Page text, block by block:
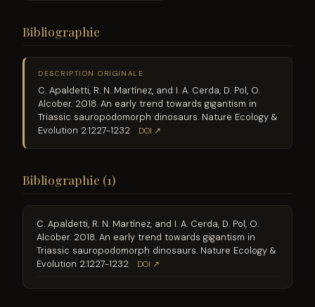
Bibliographie
DESCRIPTION ORIGINALE
C. Apaldetti, R. N. Martínez, and I. A. Cerda, D. Pol, O.
Alcober. 2018. An early trend towards gigantism in
Triassic sauropodomorph dinosaurs. Nature Ecology &
Evolution 2:1227-1232
DOI ↗
Bibliographie (1)
C. Apaldetti, R. N. Martínez, and I. A. Cerda, D. Pol, O.
Alcober. 2018. An early trend towards gigantism in
Triassic sauropodomorph dinosaurs. Nature Ecology &
Evolution 2:1227-1232
DOI ↗